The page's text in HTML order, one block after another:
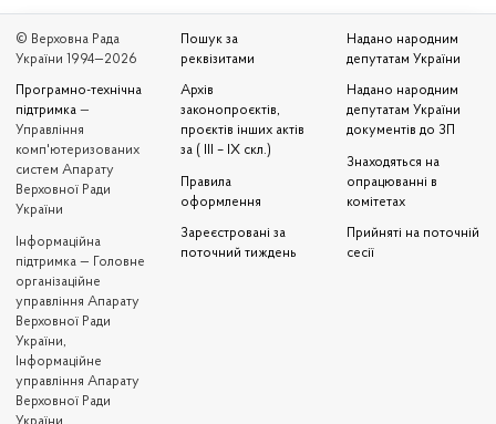
© Верховна Рада
України 1994—2026
Програмно-технічна
підтримка —
Управління
комп'ютеризованих
систем Апарату
Верховної Ради
України
Iнформаційна
підтримка — Головне
організаційне
управління Апарату
Верховної Ради
України,
Інформаційне
управління Апарату
Верховної Ради
України
Пошук за
реквізитами
Архів
законопроєктів,
проєктів інших актів
за ( III – IX скл.)
Правила
оформлення
Зареєстровані за
поточний тиждень
Надано народним
депутатам України
Надано народним
депутатам України
документів до ЗП
Знаходяться на
опрацюванні в
комітетах
Прийняті на поточній
сесії